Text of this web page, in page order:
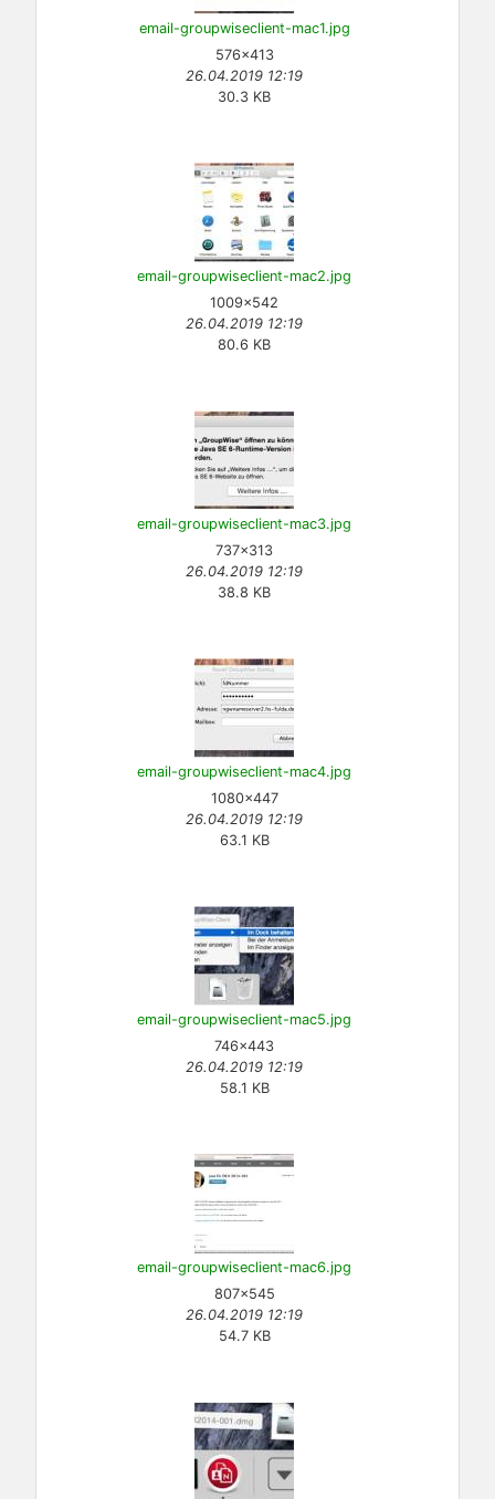
email-groupwiseclient-mac1.jpg
576×413
26.04.2019 12:19
30.3 KB
email-groupwiseclient-mac2.jpg
1009×542
26.04.2019 12:19
80.6 KB
email-groupwiseclient-mac3.jpg
737×313
26.04.2019 12:19
38.8 KB
email-groupwiseclient-mac4.jpg
1080×447
26.04.2019 12:19
63.1 KB
email-groupwiseclient-mac5.jpg
746×443
26.04.2019 12:19
58.1 KB
email-groupwiseclient-mac6.jpg
807×545
26.04.2019 12:19
54.7 KB